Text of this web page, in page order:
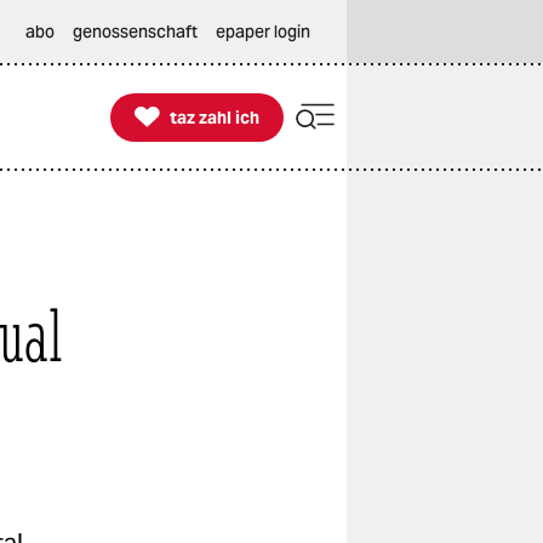
abo genossenschaft epaper login

taz zahl ich
taz zahl ich